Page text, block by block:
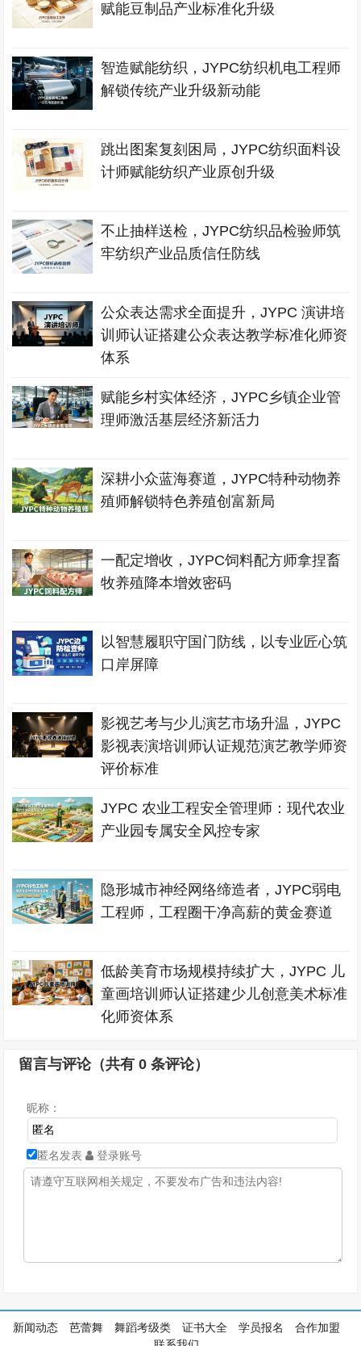
赋能豆制品产业标准化升级
智造赋能纺织，JYPC纺织机电工程师
解锁传统产业升级新动能
跳出图案复刻困局，JYPC纺织面料设
计师赋能纺织产业原创升级
不止抽样送检，JYPC纺织品检验师筑
牢纺织产业品质信任防线
公众表达需求全面提升，JYPC 演讲培
训师认证搭建公众表达教学标准化师资
体系
赋能乡村实体经济，JYPC乡镇企业管
理师激活基层经济新活力
深耕小众蓝海赛道，JYPC特种动物养
殖师解锁特色养殖创富新局
一配定增收，JYPC饲料配方师拿捏畜
牧养殖降本增效密码
以智慧履职守国门防线，以专业匠心筑
口岸屏障
影视艺考与少儿演艺市场升温，JYPC
影视表演培训师认证规范演艺教学师资
评价标准
JYPC 农业工程安全管理师：现代农业
产业园专属安全风控专家
隐形城市神经网络缔造者，JYPC弱电
工程师，工程圈干净高薪的黄金赛道
低龄美育市场规模持续扩大，JYPC 儿
童画培训师认证搭建少儿创意美术标准
化师资体系
留言与评论（共有0 条评论）
昵称：
匿名发表 登录账号
新闻动态 芭蕾舞 舞蹈考级类 证书大全 学员报名
合作加盟